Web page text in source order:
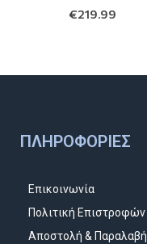
€219.99
ΠΛΗΡΟΦΟΡΊΕΣ
Επικοινωνία
Πολιτική Επιστροφών
Αποστολή & Παραλαβή